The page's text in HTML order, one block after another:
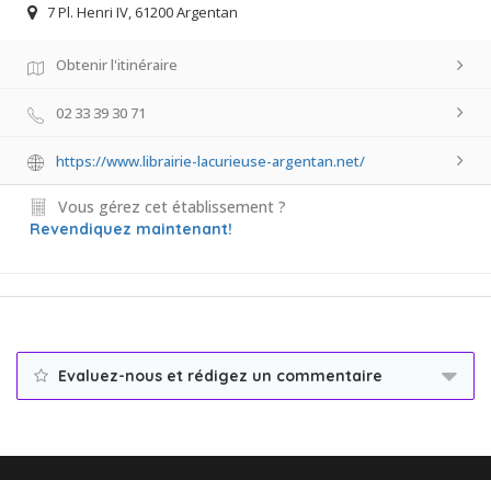
7 Pl. Henri IV, 61200 Argentan
Obtenir l'itinéraire
02 33 39 30 71
https://www.librairie-lacurieuse-argentan.net/
Vous gérez cet établissement ?
Revendiquez maintenant!
Evaluez-nous et rédigez un commentaire